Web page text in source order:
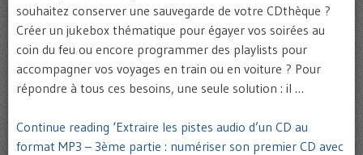
souhaitez conserver une sauvegarde de votre CDthèque ?
Créer un jukebox thématique pour égayer vos soirées au
coin du feu ou encore programmer des playlists pour
accompagner vos voyages en train ou en voiture ? Pour
répondre à tous ces besoins, une seule solution : il …
Continue reading ‘Extraire les pistes audio d’un CD au
format MP3 – 3ème partie : numériser son premier CD avec